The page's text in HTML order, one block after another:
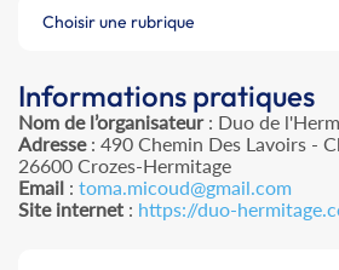
Choisir une rubrique
Informations pratiques
Nom de l’organisateur: Duo de
Adresse: 490 Chemin Des Lavoirs -
26600 Crozes-Hermitage
Email : toma.micoud@gmail.com
Site internet : https://duo-